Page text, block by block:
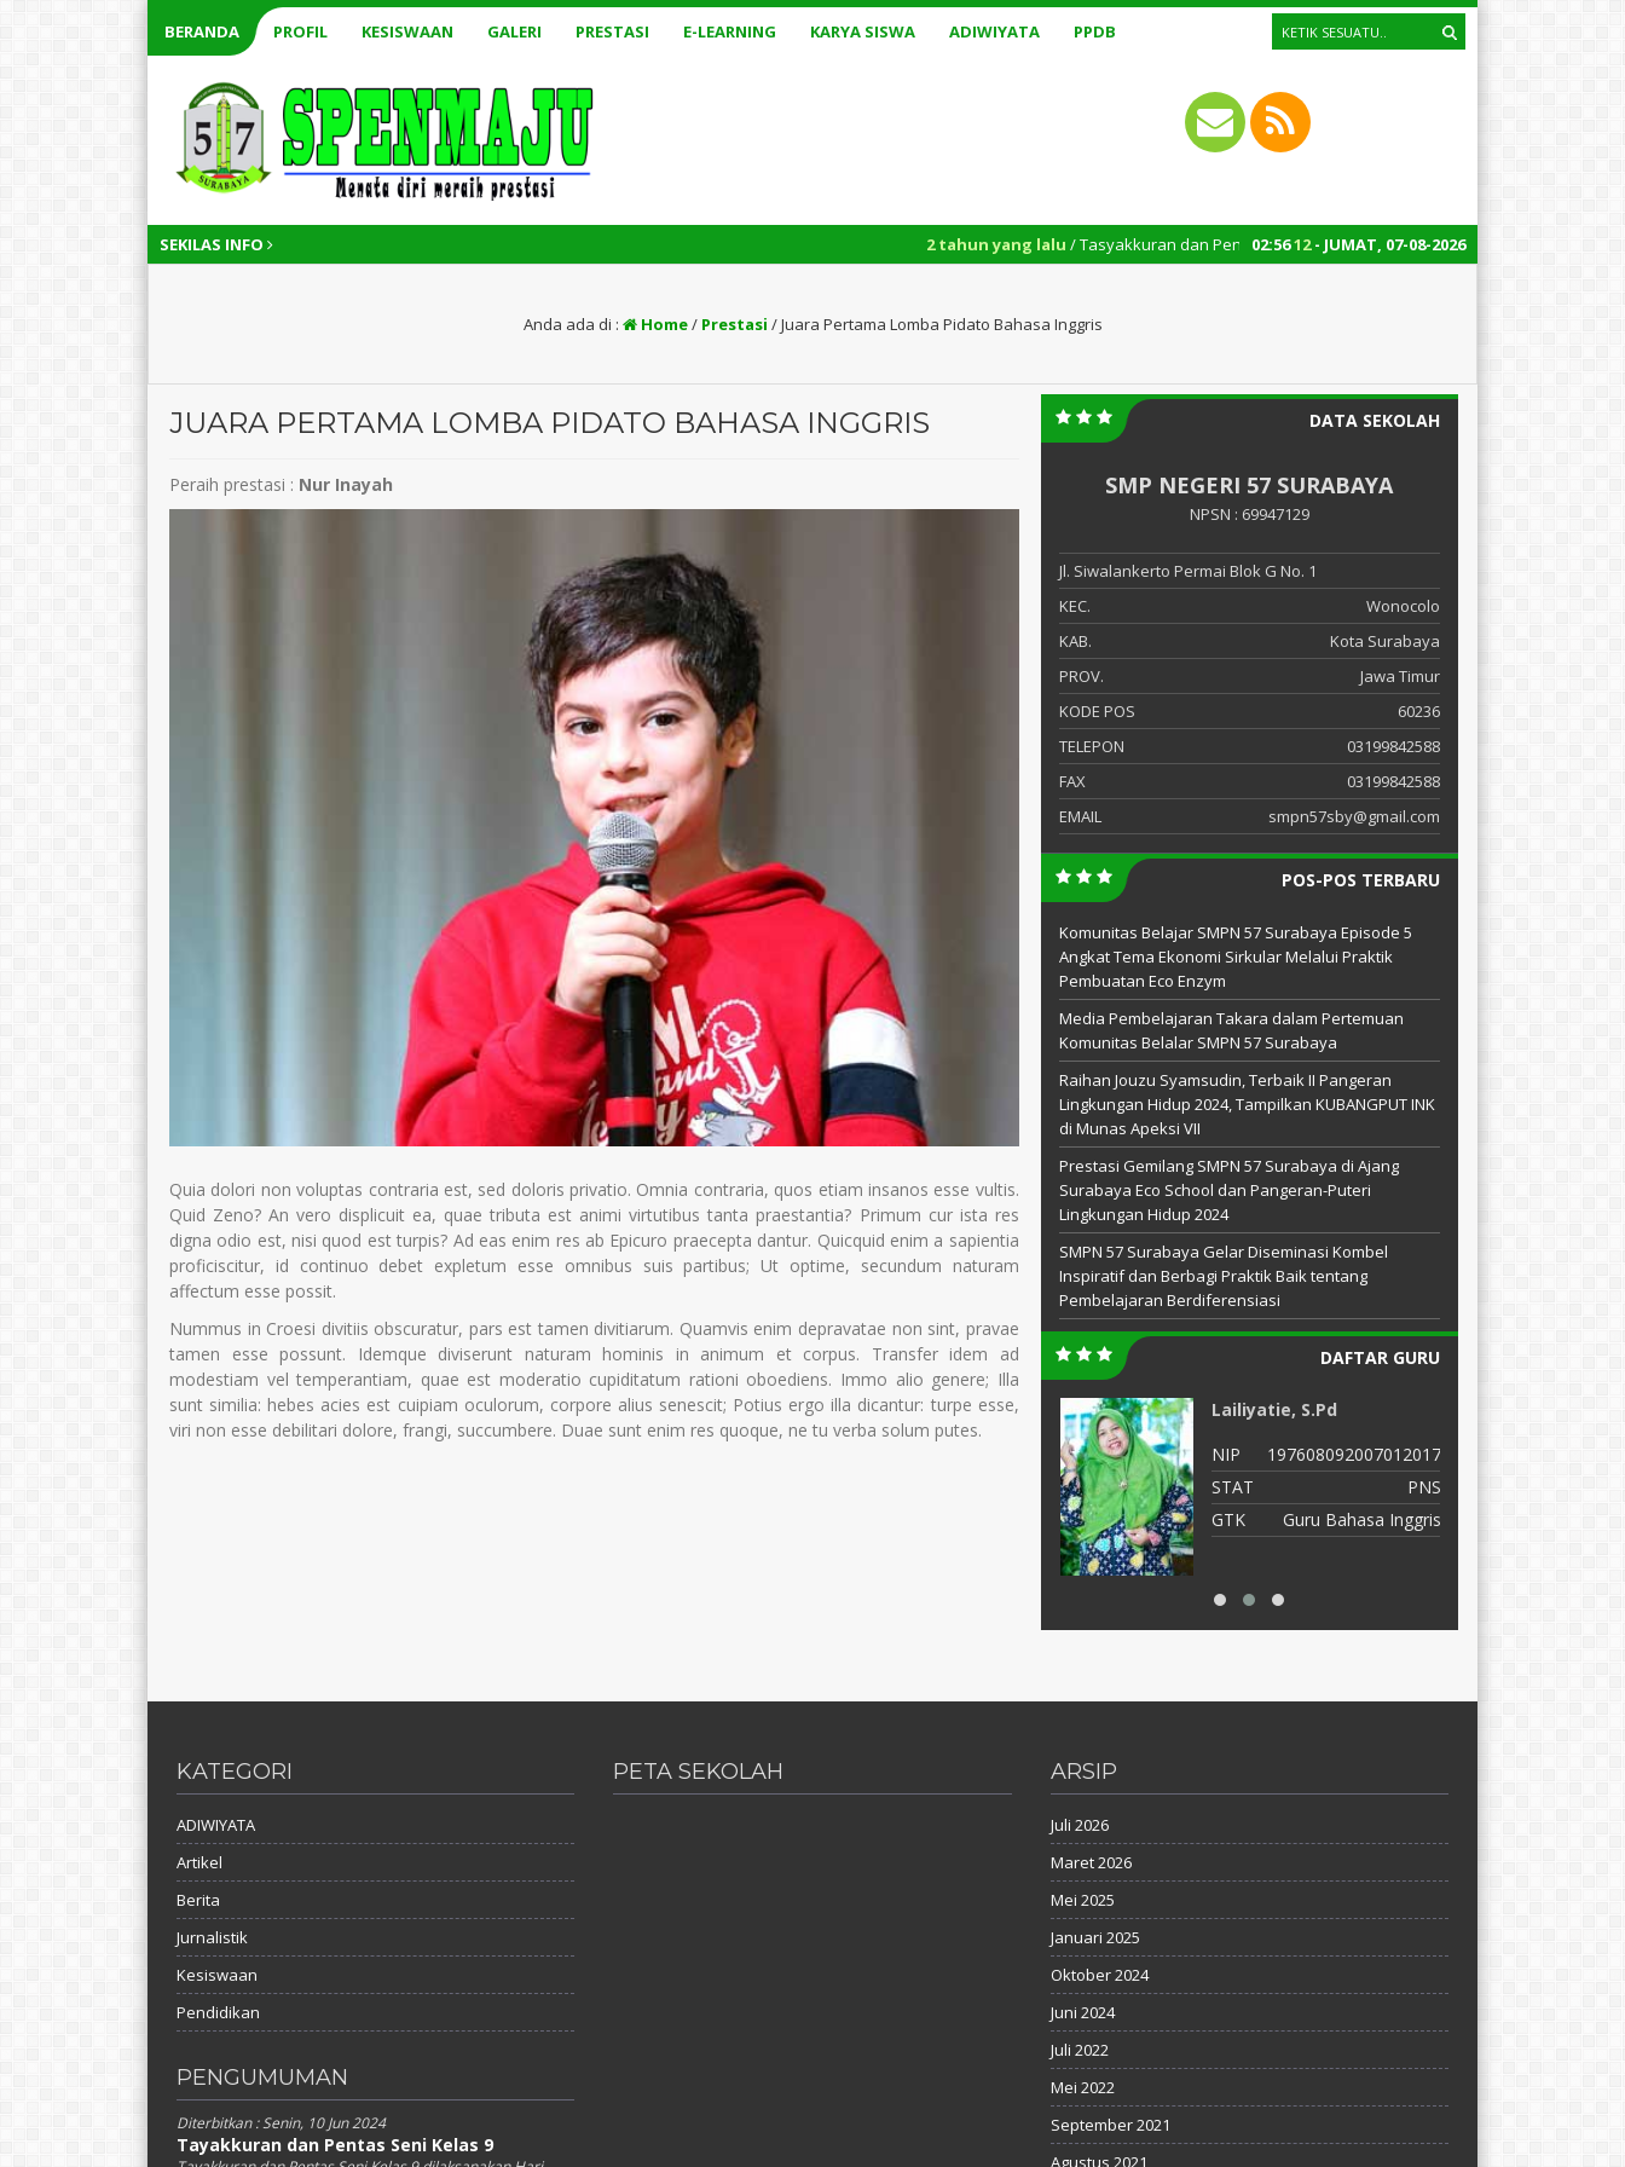
BERANDA PROFIL KESISWAAN GALERI PRESTASI E-LEARNING KARYA SISWA ADIWIYATA PPDB
SEKILAS INFO 02:5613- JUMAT, 07-08-2026
2 tahun yang lalu/ Tasyakkuran dan Pentas Seni Kelas 9: Jum’at, 14 Juni 2024 – Pukul 07.00 – 10.30
Anda ada di : Home/ Prestasi /Juara Pertama Lomba Pidato Bahasa Inggris
JUARA PERTAMA LOMBA PIDATO BAHASA INGGRIS
Peraih prestasi : Nur Inayah
Quia dolori non voluptas contraria est, sed doloris privatio. Omnia contraria, quos etiam insanos esse vultis.
Quid Zeno? An vero displicuit ea, quae tributa est animi virtutibus tanta praestantia? Primum cur ista res
digna odio est, nisi quod est turpis? Ad eas enim res ab Epicuro praecepta dantur. Quicquid enim a sapientia
proficiscitur, id continuo debet expletum esse omnibus suis partibus; Ut optime, secundum naturam
affectum esse possit.
Nummus in Croesi divitiis obscuratur, pars est tamen divitiarum. Quamvis enim depravatae non sint, pravae
tamen esse possunt. Idemque diviserunt naturam hominis in animum et corpus. Transfer idem ad
modestiam vel temperantiam, quae est moderatio cupiditatum rationi oboediens. Immo alio genere; Illa
sunt similia: hebes acies est cuipiam oculorum, corpore alius senescit; Potius ergo illa dicantur: turpe esse,
viri non esse debilitari dolore, frangi, succumbere. Duae sunt enim res quoque, ne tu verba solum putes.
DATA SEKOLAH
SMP NEGERI 57 SURABAYA
NPSN : 69947129
Jl. Siwalankerto Permai Blok G No. 1
KEC.
Wonocolo
KAB.
Kota Surabaya
PROV.
Jawa Timur
KODE POS
60236
TELEPON
03199842588
FAX
03199842588
EMAIL
smpn57sby@gmail.com
POS-POS TERBARU
Komunitas Belajar SMPN 57 Surabaya Episode 5
Angkat Tema Ekonomi Sirkular Melalui Praktik
Pembuatan Eco Enzym
Media Pembelajaran Takara dalam Pertemuan
Komunitas Belalar SMPN 57 Surabaya
Raihan Jouzu Syamsudin, Terbaik II Pangeran
Lingkungan Hidup 2024, Tampilkan KUBANGPUT INK
di Munas Apeksi VII
Prestasi Gemilang SMPN 57 Surabaya di Ajang
Surabaya Eco School dan Pangeran-Puteri
Lingkungan Hidup 2024
SMPN 57 Surabaya Gelar Diseminasi Kombel
Inspiratif dan Berbagi Praktik Baik tentang
Pembelajaran Berdiferensiasi
DAFTAR GURU
Deniswara, S.Pd
Drs. Sugiono, M.Pd
Lailiyatie, S.Pd
NIP
197608092007012017
STAT
PNS
GTK
Guru Bahasa Inggris
KATEGORI
ADIWIYATA
Artikel
Berita
Jurnalistik
Kesiswaan
Pendidikan
PENGUMUMAN
Diterbitkan :Senin, 10 Jun 2024
Tayakkuran dan Pentas Seni Kelas 9
PETA SEKOLAH ARSIP
Juli 2026
Maret 2026
Mei 2025
Januari 2025
Oktober 2024
Juni 2024
Juli 2022
Mei 2022
September 2021